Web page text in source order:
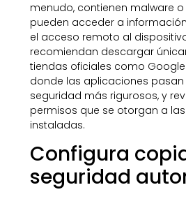
menudo, contienen malware
pueden acceder a
el acceso remoto al
recomiendan descargar
tiendas oficiales como Google
donde las aplicaciones
seguridad más rigurosos, y
permisos que se otorgan a
instaladas.
Configura
seguridad